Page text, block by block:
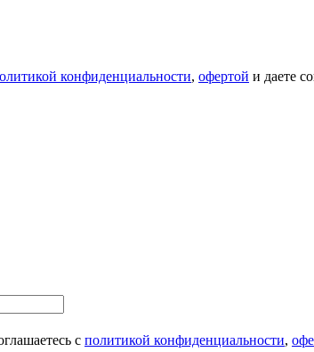
конфиденциальности, офертой и даете
с политикой конфиденциальности,